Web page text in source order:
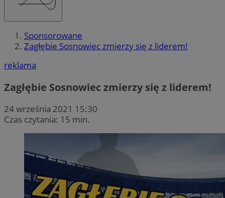
Sponsorowane
Zagłębie Sosnowiec zmierzy się z liderem!
reklama
Zagłębie Sosnowiec zmierzy się z liderem!
24 września 2021 15:30
Czas czytania: 15 min.